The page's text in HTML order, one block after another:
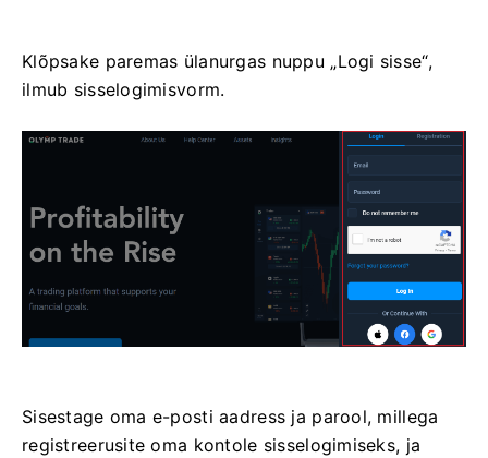
Klõpsake paremas ülanurgas nuppu „Logi sisse“,
ilmub sisselogimisvorm.
Sisestage oma e-posti aadress ja parool, millega
registreerusite oma kontole sisselogimiseks, ja